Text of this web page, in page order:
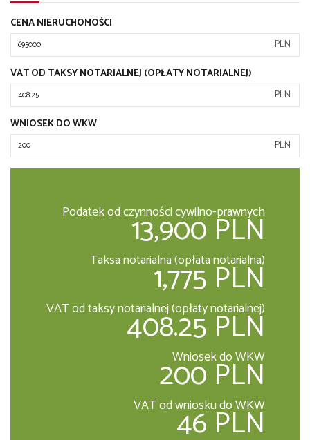
CENA NIERUCHOMOŚCI
PLN
VAT OD TAKSY NOTARIALNEJ (OPŁATY NOTARIALNEJ)
PLN
WNIOSEK DO WKW
PLN
Podatek od czynności cywilno-prawnych
13,900 PLN
Taksa notarialna (opłata notarialna)
1,775 PLN
VAT od taksy notarialnej (opłaty notarialnej)
408.25 PLN
Wniosek do WKW
200 PLN
VAT od wniosku do WKW
46 PLN